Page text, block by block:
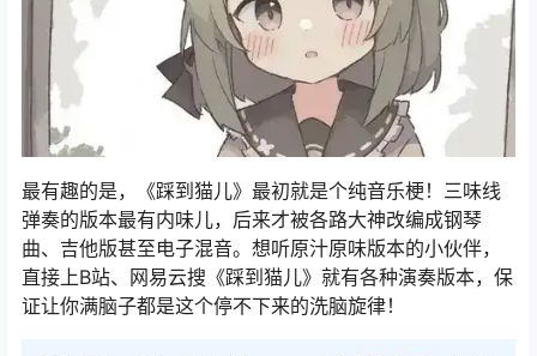
最有趣的是，《踩到猫儿》最初就是个纯音乐梗！三味线
弹奏的版本最有内味儿，后来才被各路大神改编成钢琴
曲、吉他版甚至电子混音。想听原汁原味版本的小伙伴，
直接上B站、网易云搜《踩到猫儿》就有各种演奏版本，保
证让你满脑子都是这个停不下来的洗脑旋律！